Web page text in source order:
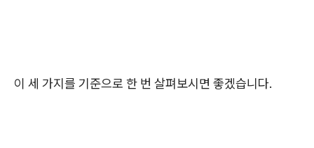
이 세 가지를 기준으로 한 번 살펴보시면 좋겠습니다.